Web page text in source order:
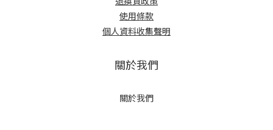
使用條款
個人資料收集聲明
關於我們
關於我們